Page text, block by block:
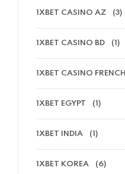
1XBET CASINO AZ (3)
1XBET CASINO BD (1)
1XBET CASINO FRENCH
1XBET EGYPT (1)
1XBET INDIA (1)
1XBET KOREA (6)